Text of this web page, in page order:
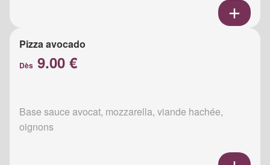
Pizza avocado
Dès 9.00 €
Base sauce avocat, mozzarella, viande hachée,
oignons